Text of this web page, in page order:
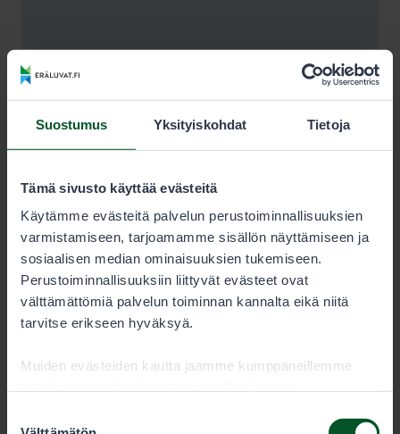
Suostumus Yksityiskohdat Tietoja
Tämä sivusto käyttää evästeitä
Käytämme evästeitä palvelun perustoiminnallisuuksien
varmistamiseen, tarjoamamme sisällön näyttämiseen ja
sosiaalisen median ominaisuuksien tukemiseen.
Perustoiminnallisuuksiin liittyvät evästeet ovat
välttämättömiä palvelun toiminnan kannalta eikä niitä
tarvitse erikseen hyväksyä.
Muiden evästeiden kautta jaamme kumppaneillemme
tietoihin, joita olet antanut heille tai joita on kerätty, kun